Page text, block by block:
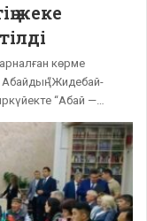
жеке
көрме
“Жидебай-
“Абай —…